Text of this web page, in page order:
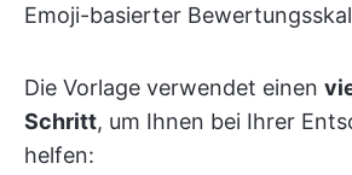
Emoji-basierter
Die Vorlage verwendet einen
Schritt, um Ihnen bei Ihrer
helfen: